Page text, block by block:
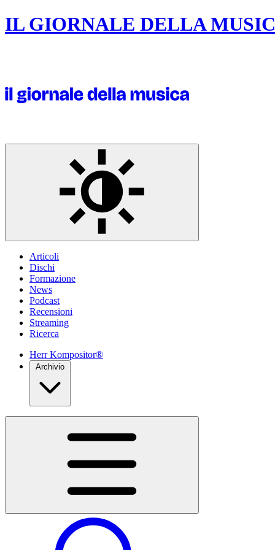
IL GIORNALE DELLA
Articoli
Dischi
Formazione
News
Podcast
Recensioni
Streaming
Ricerca
Herr Kompositor®
Archivio